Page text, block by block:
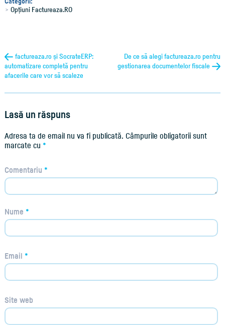
Opțiuni Factureaza.RO
factureaza.ro și SocrateERP:
automatizare completă pentru
afacerile care vor să scaleze
De ce să alegi factureaza.ro pentru
gestionarea documentelor fiscale
Lasă un răspuns
Adresa ta de email nu va fi publicată. Câmpurile obligatorii sunt
marcate cu *
Comentariu *
Nume *
Email *
Site web